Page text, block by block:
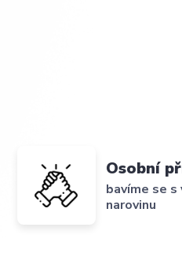
Osobní
bavíme se s
narovinu